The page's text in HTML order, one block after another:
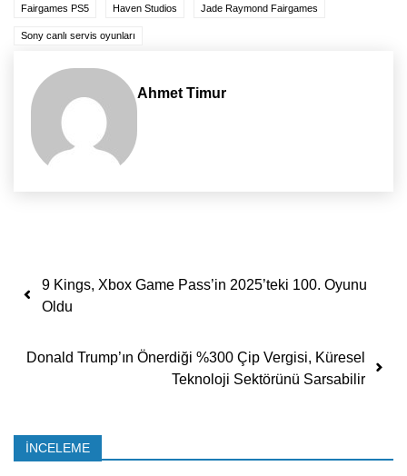
Fairgames PS5 Haven Studios Jade Raymond Fairgames
Sony canlı servis oyunları
Ahmet Timur
Yazı dolaşımı
9 Kings, Xbox Game Pass’in 2025’teki 100. Oyunu
Oldu
Donald Trump’ın Önerdiği %300 Çip Vergisi, Küresel
Teknoloji Sektörünü Sarsabilir
İNCELEME